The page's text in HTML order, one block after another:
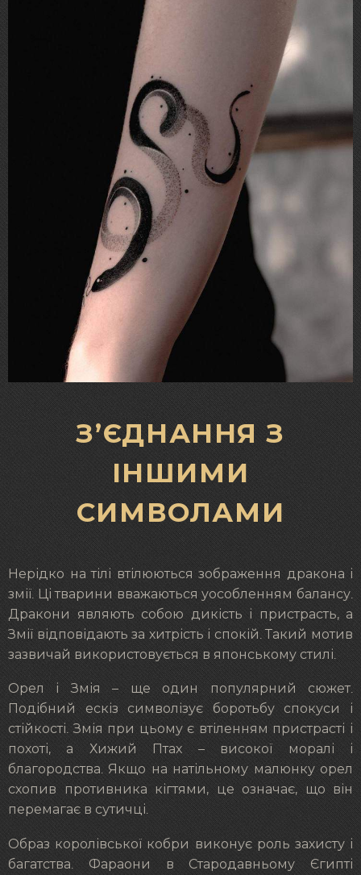
З’ЄДНАННЯ З
ІНШИМИ
СИМВОЛАМИ
Нерідко на тілі втілюються зображення дракона і
змії. Ці тварини вважаються уособленням балансу.
Дракони являють собою дикість і пристрасть, а
Змії відповідають за хитрість і спокій. Такий мотив
зазвичай використовується в японському стилі.
Орел і Змія – ще один популярний сюжет.
Подібний ескіз символізує боротьбу спокуси і
стійкості. Змія при цьому є втіленням пристрасті і
похоті, а Хижий Птах – високої моралі і
благородства. Якщо на натільному малюнку орел
схопив противника кігтями, це означає, що він
перемагає в сутичці.
Образ королівської кобри виконує роль захисту і
багатства. Фараони в Стародавньому Єгипті